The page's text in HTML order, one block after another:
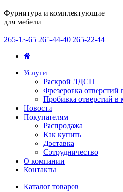
Фурнитура и комплектующие
для мебели
265-13-65 265-44-40 265-22-44
Услуги
Раскрой ЛДСП
Фрезеровка отверстий
Пробивка отверстий в
Новости
Покупателям
Распродажа
Как купить
Доставка
Сотрудничество
О компании
Контакты
Каталог товаров